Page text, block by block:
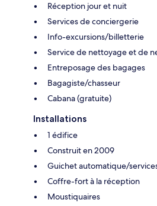
Réception jour et nuit
Services de conciergerie
Info-excursions/billetterie
Service de nettoyage et de
Entreposage des bagages
Bagagiste/chasseur
Cabana (gratuite)
Installations
1 édifice
Construit en 2009
Guichet automatique/
Coffre-fort à la réception
Moustiquaires